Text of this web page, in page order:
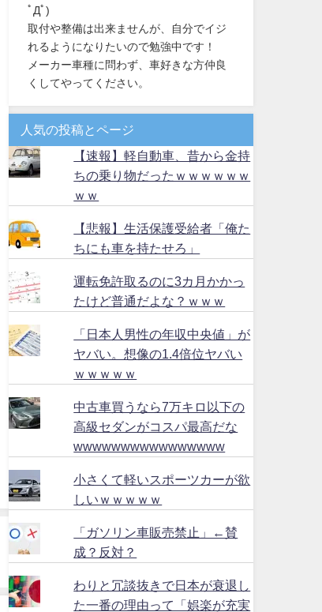
ﾟДﾟ)
取付や整備は出来ませんが、自分でイジ
れるようになりたいので勉強中です！
メーカー車種に問わず、車好きな方仲良
くしてやってください。
人気の投稿とページ
【速報】軽自動車、昔から金持
ちの乗り物だったｗｗｗｗｗｗ
ｗｗ
【悲報】生活保護受給者「俺た
ちにも車を持たせろ」
運転免許取るのに3カ月かかっ
たけど普通だよな？ｗｗｗ
「日本人男性の年収中央値」が
ヤバい。想像の1.4倍位ヤバい
ｗｗｗｗｗ
中古車買うなら7万キロ以下の
高級セダンがコスパ最高だな
wwwwwwwwwwwwwwww
小さくて軽いスポーツカーが欲
しいｗｗｗｗｗ
「ガソリン車販売禁止」←賛
成？反対？
わりと冗談抜きで日本が衰退し
た一番の理由って「娯楽が充実